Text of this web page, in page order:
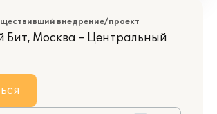
внедрение/проект
Бит, Москва – Центральный